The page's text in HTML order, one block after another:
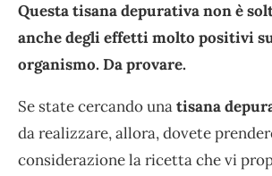
Questa tisana depurativa non è
anche degli effetti molto positivi
organismo. Da provare.
Se state cercando unatisana
da realizzare, allora, dovete
considerazione la ricetta che vi